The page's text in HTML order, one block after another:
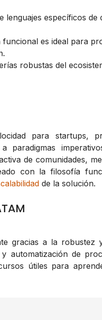
lenguajes específicos
funcional es ideal para
robustas del
para startups,
paradigmas
de comunidades,
con la filosofía
de la solución.
gracias a la robustez
automatización de
útiles para